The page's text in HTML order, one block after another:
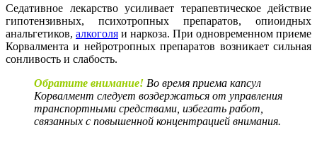
Седативное лекарство усиливает терапевтическое действие
гипотензивных, психотропных препаратов, опиоидных
анальгетиков, алкоголя и наркоза. При одновременном приеме
Корвалмента и нейротропных препаратов возникает сильная
сонливость и слабость.
Обратите внимание! Во время приема капсул
Корвалмент следует воздержаться от управления
транспортными средствами, избегать работ,
связанных с повышенной концентрацией внимания.